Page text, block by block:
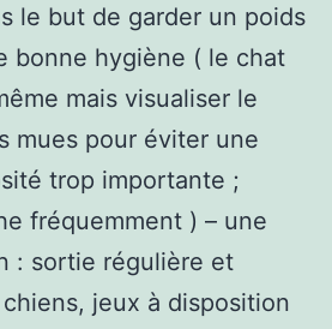
le but de garder un poids
bonne hygiène ( le chat
mais visualiser le
mues pour éviter une
trop importante ;
fréquemment ) – une
: sortie régulière et
jeux à disposition